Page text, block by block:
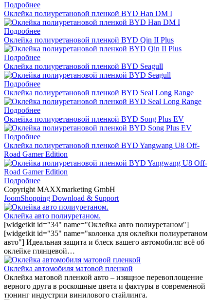
Подробнее
Оклейка полиуретановой пленкой BYD Han DM I
Подробнее
Оклейка полиуретановой пленкой BYD Qin II Plus
Подробнее
Оклейка полиуретановой пленкой BYD Seagull
Подробнее
Оклейка полиуретановой пленкой BYD Seal Long Range
Подробнее
Оклейка полиуретановой пленкой BYD Song Plus EV
Подробнее
Оклейка полиуретановой пленкой BYD Yangwang U8 Off-
Road Gamer Edition
Подробнее
Copyright MAXXmarketing GmbH
JoomShopping Download & Support
Оклейка авто полиуретаном.
[widgetkit id="34" name="Оклейка авто полиуретаном"]
[widgetkit id="35" name="колонка для оклейки полиуретаном
авто"] Идеальная защита и блеск вашего автомобиля: всё об
оклейке глянцевой…
Оклейка автомобиля матовой пленкой
Оклейка матовой пленкой авто – изящное перевоплощение
верного друга в роскошные цвета и фактуры в современной
тюнинг индустрии винилового стайлинга.